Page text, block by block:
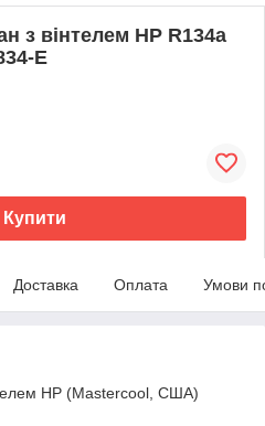
з вінтелем HP R134a
E
Купити
Доставка Оплата Умови
HP (Mastercool, США)